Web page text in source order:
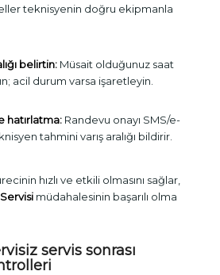
teknisyenin doğru ekipmanla
belirtin:Müsait olduğunuz saat
acil durum varsa işaretleyin.
hatırlatma:Randevu onayı SMS/e-
tahmini varış aralığı bildirir.
hızlı ve etkili olmasını sağlar,
müdahalesinin başarılı olma
servis sonrası